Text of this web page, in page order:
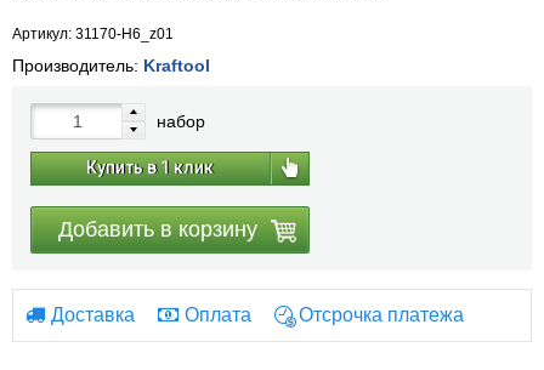
Артикул: 31170-H6_z01
Производитель: Kraftool
набор
Купить в 1 клик
Добавить в корзину
Доставка Оплата Отсрочка платежа